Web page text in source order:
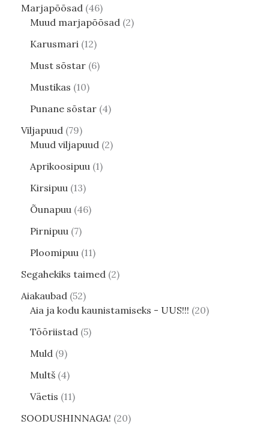
Marjapõõsad 46
Muud marjapõõsad 2
Karusmari 12
Must sõstar 6
Mustikas 10
Punane sõstar 4
Viljapuud 79
Muud viljapuud 2
Aprikoosipuu 1
Kirsipuu 13
Õunapuu 46
Pirnipuu 7
Ploomipuu 11
Segahekiks taimed 2
Aiakaubad 52
Aia ja kodu kaunistamiseks - UUS!!! 20
Tööriistad 5
Muld 9
Multš 4
Väetis 11
SOODUSHINNAGA! 20